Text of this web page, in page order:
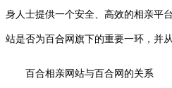
身人士提供一个安全、高效的相亲平
站是否为百合网旗下的重要一环，并
百合相亲网站与百合网的关系